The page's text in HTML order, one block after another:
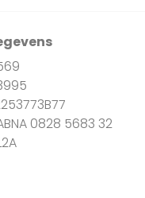
0828 5683 32